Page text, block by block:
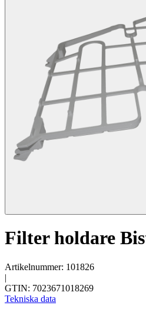
Filter holdare
Artikelnummer: 101826
|
GTIN: 7023671018269
Tekniska data